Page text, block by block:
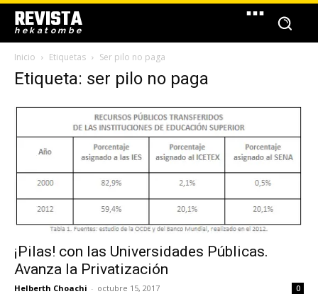
REVISTA
hekatombe
Inicio Etiquetas Ser pilo no paga
Etiqueta: ser pilo no paga
¡Pilas! con las Universidades Públicas.
Avanza la Privatización
Helberth Choachi - octubre 15, 2017 0